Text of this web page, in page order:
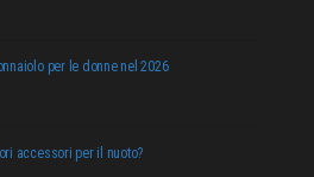
per le donne nel 2026
accessori per il nuoto?